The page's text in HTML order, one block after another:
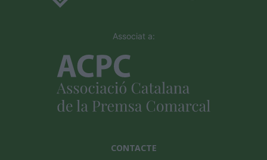
Associat a:
CONTACTE